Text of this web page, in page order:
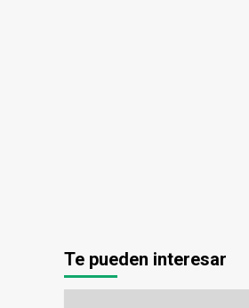
Te pueden interesar